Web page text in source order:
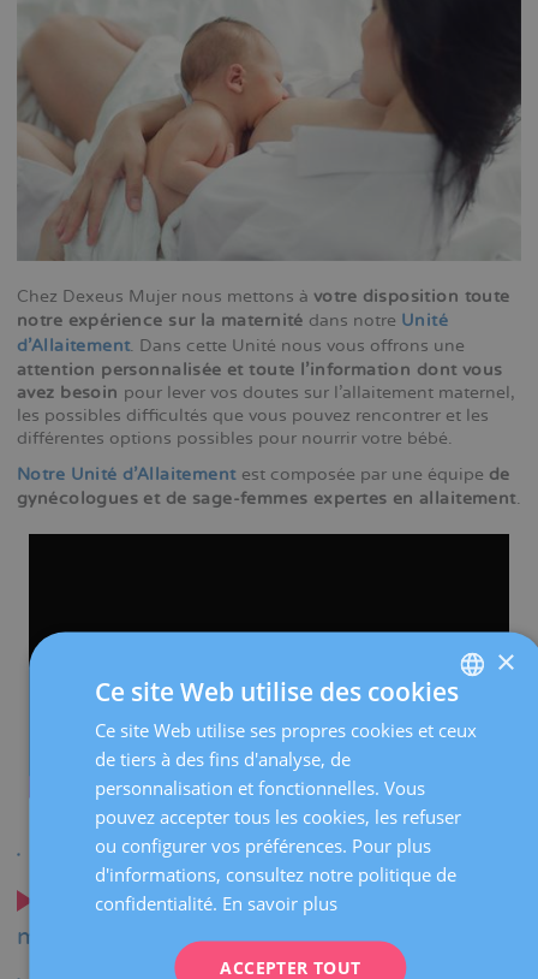
Chez Dexeus Mujer nous mettons à votre disposition toute
notre expérience sur la maternité dans notre Unité
d’Allaitement. Dans cette Unité nous vous offrons une
attention personnalisée et toute l’information dont vous
avez besoin pour lever vos doutes sur l’allaitement maternel,
les possibles difficultés que vous pouvez rencontrer et les
différentes options possibles pour nourrir votre bébé.
Notre Unité d’Allaitementest composée par une équipe de
gynécologues et de sage-femmes expertes en allaitement.
Quels sont les avantages de l'allaitement
maternel ?
SPANISH
×
Ce site Web utilise des cookies
Ce site Web utilise ses propres cookies et ceux
de tiers à des fins d'analyse, de
personnalisation et fonctionnelles. Vous
pouvez accepter tous les cookies, les refuser
ou configurer vos préférences. Pour plus
d'informations, consultez notre politique de
confidentialité. En savoir plus
ACCEPTER TOUT